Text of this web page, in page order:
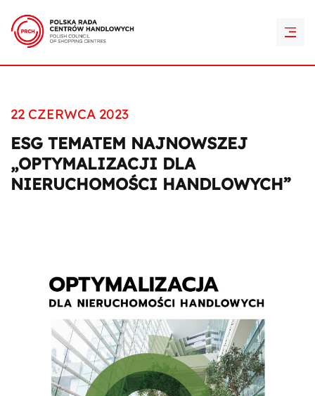
22 CZERWCA 2023
ESG TEMATEM NAJNOWSZEJ
„OPTYMALIZACJI DLA
NIERUCHOMOŚCI HANDLOWYCH”